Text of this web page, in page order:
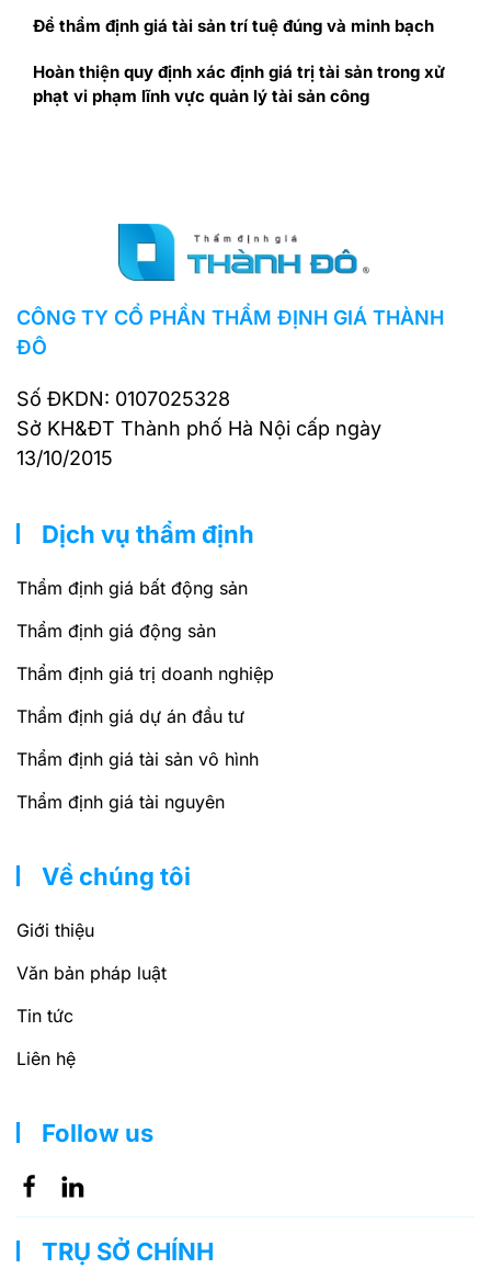
Để thẩm định giá tài sản trí tuệ đúng và minh bạch
Hoàn thiện quy định xác định giá trị tài sản trong xử
phạt vi phạm lĩnh vực quản lý tài sản công
CÔNG TY CỔ PHẦN THẨM ĐỊNH GIÁ THÀNH
ĐÔ
Số ĐKDN: 0107025328
Sở KH&ĐT Thành phố Hà Nội cấp ngày
13/10/2015
Dịch vụ thẩm định
Thẩm định giá bất động sản
Thẩm định giá động sản
Thẩm định giá trị doanh nghiệp
Thẩm định giá dự án đầu tư
Thẩm định giá tài sản vô hình
Thẩm định giá tài nguyên
Về chúng tôi
Giới thiệu
Văn bản pháp luật
Tin tức
Liên hệ
Follow us
TRỤ SỞ CHÍNH